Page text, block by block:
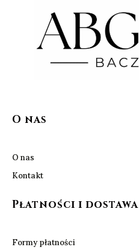
Linki w stopce
O nas
O nas
Kontakt
Płatności i dostawa
Formy płatności